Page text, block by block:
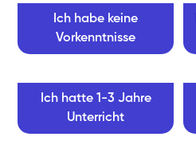
Ich habe keine
Vorkenntnisse
Ich hatte 1-3 Jahre
Unterricht